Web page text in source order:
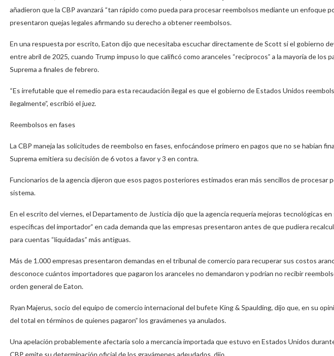
añadieron que la CBP avanzará “tan rápido como pueda para procesar reembolsos mediante un enfoque
presentaron quejas legales afirmando su derecho a obtener reembolsos.
En una respuesta por escrito, Eaton dijo que necesitaba escuchar directamente de Scott si el gobierno
entre abril de 2025, cuando Trump impuso lo que calificó como aranceles “recíprocos” a la mayoría de los
Suprema a finales de febrero.
“Es irrefutable que el remedio para esta recaudación ilegal es que el gobierno de Estados Unidos
ilegalmente”, escribió el juez.
Reembolsos en fases
La CBP maneja las solicitudes de reembolso en fases, enfocándose primero en pagos que no se habían
Suprema emitiera su decisión de 6 votos a favor y 3 en contra.
Funcionarios de la agencia dijeron que esos pagos posteriores estimados eran más sencillos de procesar
sistema.
En el escrito del viernes, el Departamento de Justicia dijo que la agencia requería mejoras tecnológicas
específicas del importador” en cada demanda que las empresas presentaron antes de que pudiera
para cuentas “liquidadas” más antiguas.
Más de 1.000 empresas presentaron demandas en el tribunal de comercio para recuperar sus costos
desconoce cuántos importadores que pagaron los aranceles no demandaron y podrían no recibir
orden general de Eaton.
Ryan Majerus, socio del equipo de comercio internacional del bufete King & Spaulding, dijo que, en su
del total en términos de quienes pagaron” los gravámenes ya anulados.
Una apelación probablemente afectaría solo a mercancía importada que estuvo en Estados Unidos
CBP emite su determinación oficial de los gravámenes adeudados, dijo.